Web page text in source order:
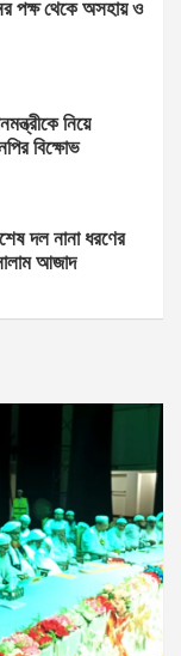
পক্ষ থেকে অসহায় ও
নিয়ে
বিক্ষোভ
দল নানা ধরণের
আজাদ